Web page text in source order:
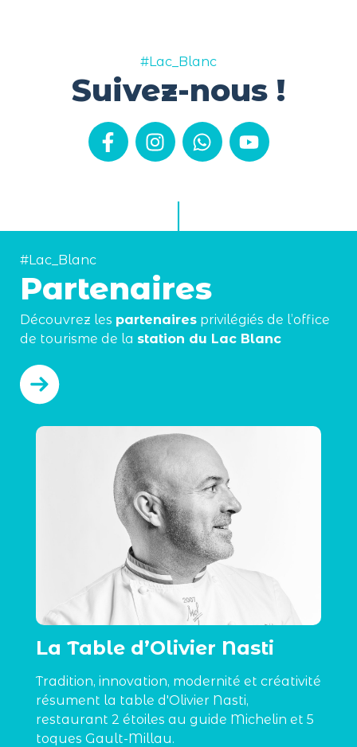
#Lac_Blanc
Suivez-nous !
#Lac_Blanc
Partenaires
Découvrez les partenaires privilégiés de l’office
de tourisme de la station du Lac Blanc
La Table d’Olivier Nasti
Tradition, innovation, modernité et créativité
résument la table d'Olivier Nasti,
restaurant 2 étoiles au guide Michelin et 5
toques Gault-Millau.